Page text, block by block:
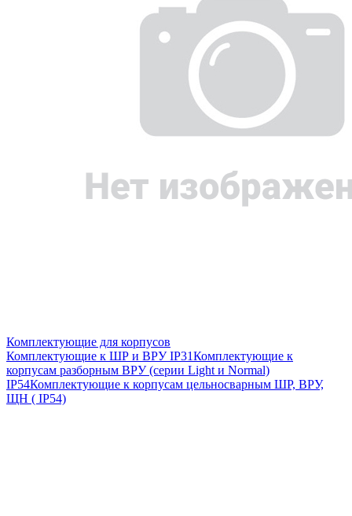
Комплектующие для корпусов
Комплектующие к ШР и ВРУ IP31Комплектующие к
корпусам разборным ВРУ (серии Light и Normal)
IP54Комплектующие к корпусам цельносварным ШР, ВРУ,
ЩН ( IP54)